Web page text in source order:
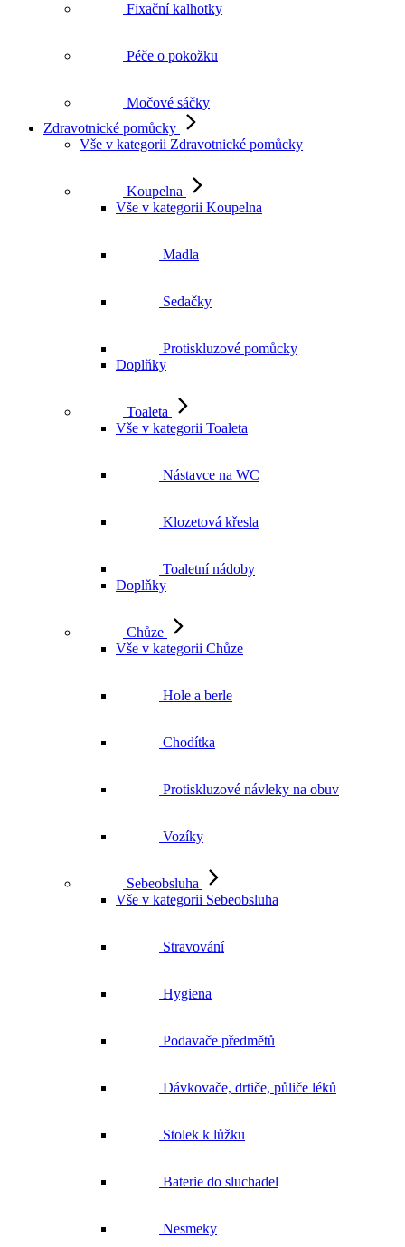
Fixační kalhotky
Péče o pokožku
Močové sáčky
Zdravotnické pomůcky
Vše v kategorii Zdravotnické pomůcky
Koupelna
Vše v kategorii Koupelna
Madla
Sedačky
Protiskluzové pomůcky
Doplňky
Toaleta
Vše v kategorii Toaleta
Nástavce na WC
Klozetová křesla
Toaletní nádoby
Doplňky
Chůze
Vše v kategorii Chůze
Hole a berle
Chodítka
Protiskluzové návleky na obuv
Vozíky
Sebeobsluha
Vše v kategorii Sebeobsluha
Stravování
Hygiena
Podavače předmětů
Dávkovače, drtiče, půliče léků
Stolek k lůžku
Baterie do sluchadel
Nesmeky